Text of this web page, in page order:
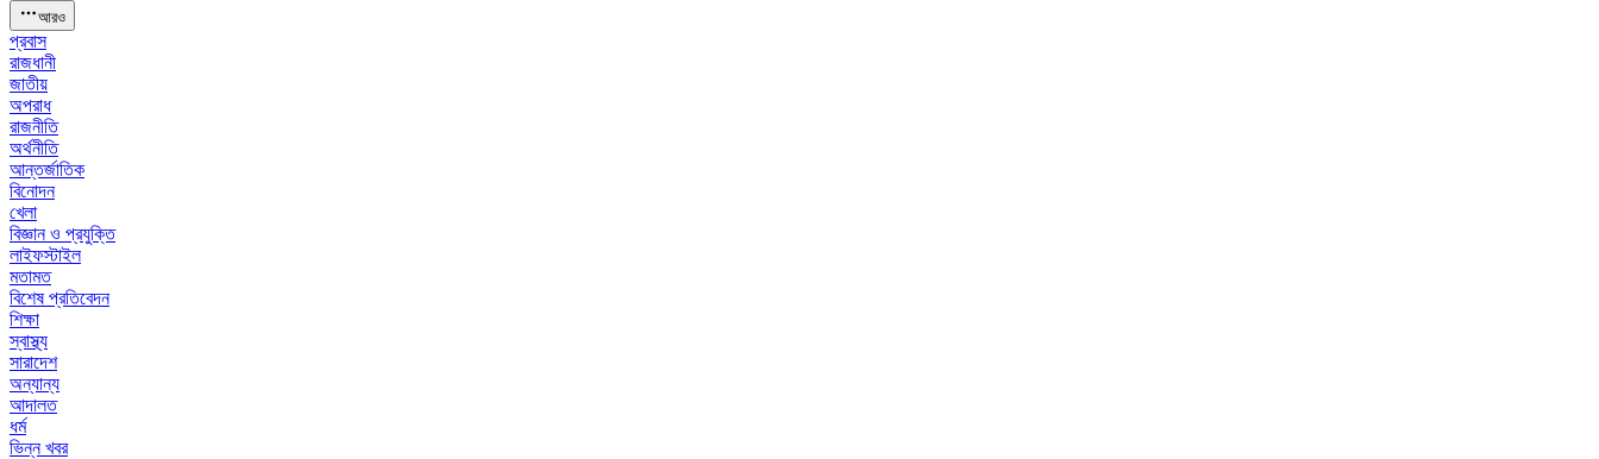
আরও
প্রবাস
রাজধানী
জাতীয়
অপরাধ
রাজনীতি
অর্থনীতি
আন্তর্জাতিক
বিনোদন
খেলা
বিজ্ঞান ও প্রযুক্তি
লাইফস্টাইল
মতামত
বিশেষ প্রতিবেদন
শিক্ষা
স্বাস্থ্য
সারাদেশ
অন্যান্য
আদালত
ধর্ম
ভিন্ন খবর